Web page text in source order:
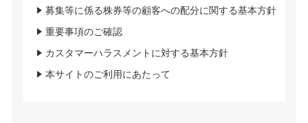
募集等に係る株券等の顧客への配分に関する基本方針
重要事項のご確認
カスタマーハラスメントに対する基本方針
本サイトのご利用にあたって